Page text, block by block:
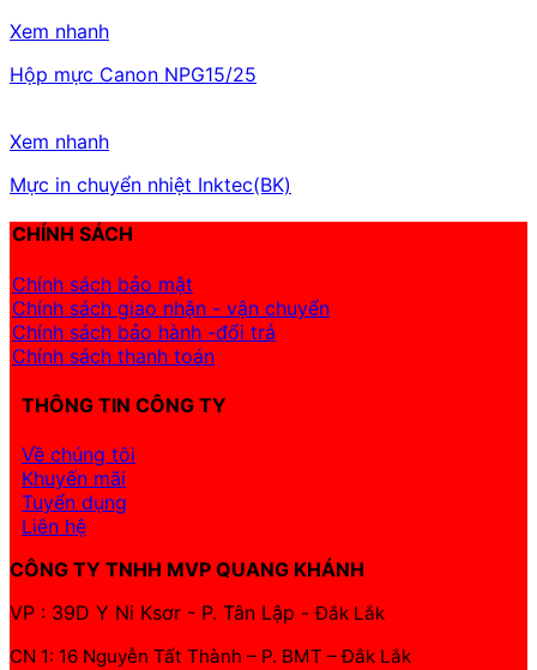
Xem nhanh
Hộp mực Canon NPG15/25
Xem nhanh
Mực in chuyển nhiệt Inktec(BK)
CHÍNH SÁCH
Chính sách bảo mật
Chính sách giao nhận - vận chuyển
Chính sách bảo hành -đổi trả
Chính sách thanh toán
THÔNG TIN CÔNG TY
Về chúng tôi
Khuyến mãi
Tuyển dụng
Liên hệ
CÔNG TY TNHH MVP QUANG KHÁNH
VP : 39D Y Ni Ksơr - P. Tân Lập -Đắk Lắk
CN 1: 16 Nguyễn Tất Thành – P. BMT – Đắk Lắk